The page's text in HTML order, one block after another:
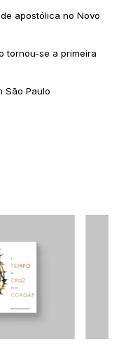
apostólica no Novo
tornou-se a primeira
São Paulo